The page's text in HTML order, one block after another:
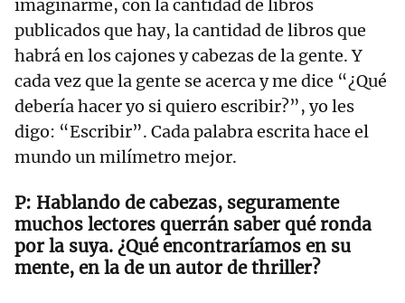
imaginarme, con la cantidad de libros
publicados que hay, la cantidad de libros que
habrá en los cajones y cabezas de la gente. Y
cada vez que la gente se acerca y me dice “¿Qué
debería hacer yo si quiero escribir?”, yo les
digo: “Escribir”. Cada palabra escrita hace el
mundo un milímetro mejor.
Hablando de cabezas, seguramente
muchos lectores querrán saber qué ronda
por la suya. ¿Qué encontraríamos en su
mente, en la de un autor de thriller?